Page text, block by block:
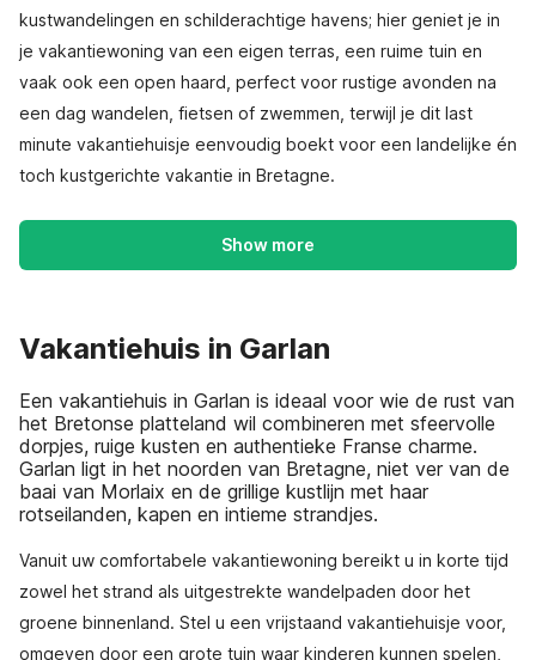
kustwandelingen en schilderachtige havens; hier geniet je in
je vakantiewoning van een eigen terras, een ruime tuin en
vaak ook een open haard, perfect voor rustige avonden na
een dag wandelen, fietsen of zwemmen, terwijl je dit last
minute vakantiehuisje eenvoudig boekt voor een landelijke én
toch kustgerichte vakantie in Bretagne.
Show more
Vakantiehuis in Garlan
Een vakantiehuis in Garlan is ideaal voor wie de rust van
het Bretonse platteland wil combineren met sfeervolle
dorpjes, ruige kusten en authentieke Franse charme.
Garlan ligt in het noorden van Bretagne, niet ver van de
baai van Morlaix en de grillige kustlijn met haar
rotseilanden, kapen en intieme strandjes.
Vanuit uw comfortabele vakantiewoning bereikt u in korte tijd
zowel het strand als uitgestrekte wandelpaden door het
groene binnenland. Stel u een vrijstaand vakantiehuisje voor,
omgeven door een grote tuin waar kinderen kunnen spelen,